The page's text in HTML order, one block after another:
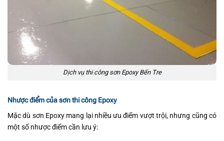
Dịch vụ thi công sơn Epoxy Bến Tre
Nhược điểm của sơn thi công Epoxy
Mặc dù sơn Epoxy mang lại nhiều ưu điểm vượt trội, nhưng cũng có
một số nhược điểm cần lưu ý: